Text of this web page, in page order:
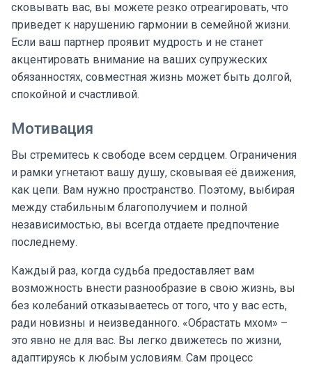
сковывать вас, вы можете резко отреагировать, что
приведет к нарушению гармонии в семейной жизни.
Если ваш партнер проявит мудрость и не станет
акцентировать внимание на ваших супружеских
обязанностях, совместная жизнь может быть долгой,
спокойной и счастливой.
Мотивация
Вы стремитесь к свободе всем сердцем. Ограничения
и рамки угнетают вашу душу, сковывая её движения,
как цепи. Вам нужно пространство. Поэтому, выбирая
между стабильным благополучием и полной
независимостью, вы всегда отдаете предпочтение
последнему.
Каждый раз, когда судьба предоставляет вам
возможность внести разнообразие в свою жизнь, вы
без колебаний отказываетесь от того, что у вас есть,
ради новизны и неизведанного. «Обрастать мхом» –
это явно не для вас. Вы легко движетесь по жизни,
адаптируясь к любым условиям. Сам процесс